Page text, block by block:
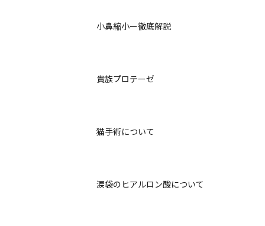
小鼻縮小ー徹底解説
貴族プロテーゼ
猫手術について
涙袋のヒアルロン酸について